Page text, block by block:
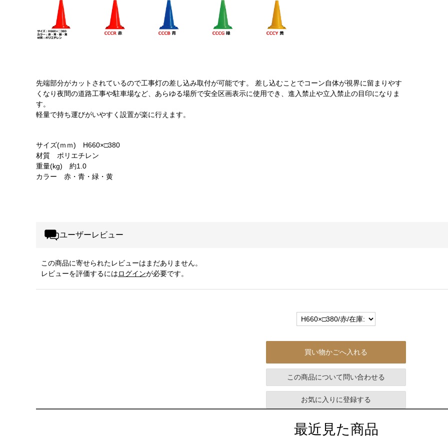
先端部分がカットされているので工事灯の差し込み取付が可能です。 差し込むことでコーン自体が視界に留まりやす
くなり夜間の道路工事や駐車場など、あらゆる場所で安全区画表示に使用でき、進入禁止や立入禁止の目印になりま
す。
軽量で持ち運びがいやすく設置が楽に行えます。
サイズ(ｍｍ) H660×□380
材質 ポリエチレン
重量(kg) 約1.0
カラー 赤・青・緑・黄
ユーザーレビュー
この商品に寄せられたレビューはまだありません。
レビューを評価するにはログインが必要です。
買い物かごへ入れる
この商品について問い合わせる
お気に入りに登録する
最近見た商品